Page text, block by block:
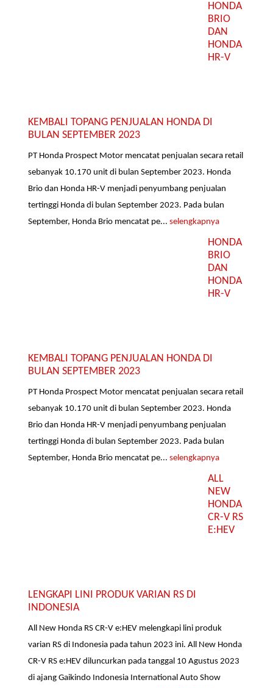
HONDA
BRIO
DAN
HONDA
HR-V
KEMBALI TOPANG PENJUALAN HONDA DI
BULAN SEPTEMBER 2023
PT Honda Prospect Motor mencatat penjualan secara retail
sebanyak 10.170 unit di bulan September 2023. Honda
Brio dan Honda HR-V menjadi penyumbang penjualan
tertinggi Honda di bulan September 2023. Pada bulan
September, Honda Brio mencatat pe...selengkapnya
HONDA
BRIO
DAN
HONDA
HR-V
KEMBALI TOPANG PENJUALAN HONDA DI
BULAN SEPTEMBER 2023
PT Honda Prospect Motor mencatat penjualan secara retail
sebanyak 10.170 unit di bulan September 2023. Honda
Brio dan Honda HR-V menjadi penyumbang penjualan
tertinggi Honda di bulan September 2023. Pada bulan
September, Honda Brio mencatat pe...selengkapnya
ALL
NEW
HONDA
CR-V RS
E:HEV
LENGKAPI LINI PRODUK VARIAN RS DI
INDONESIA
All New Honda RS CR-V e:HEV melengkapi lini produk
varian RS di Indonesia pada tahun 2023 ini. All New Honda
CR-V RS e:HEV diluncurkan pada tanggal 10 Agustus 2023
di ajang Gaikindo Indonesia International Auto Show